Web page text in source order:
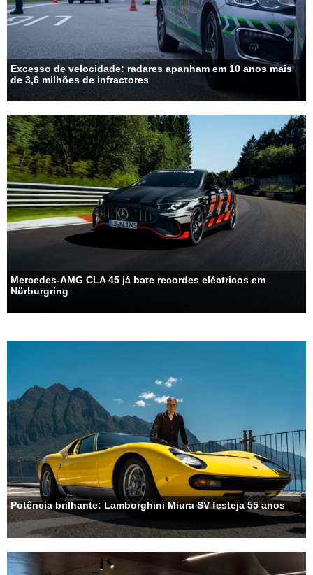
Excesso de velocidade: radares apanham em 10 anos mais
de 3,6 milhões de infractores
Mercedes-AMG CLA 45 já bate recordes eléctricos em
Nürburgring
Potência brilhante: Lamborghini Miura SV festeja 55 anos